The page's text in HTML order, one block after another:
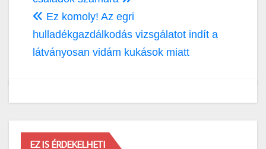
Ez komoly! Az egri
hulladékgazdálkodás vizsgálatot indít a
látványosan vidám kukások miatt
EZ IS ÉRDEKELHETI